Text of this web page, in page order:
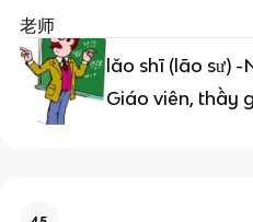
老师
lǎo shī (lão sư) -
Giáo viên, thầy